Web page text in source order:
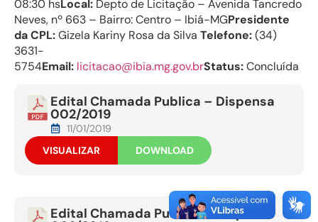
08:30 hsLocal: Depto de Licitação – Avenida Tancredo
Neves, nº 663 – Bairro: Centro – Ibiá-MGPresidente
da CPL:Gizela Kariny Rosa da Silva Telefone:(34)
3631-
5754Email: licitacao@ibia.mg.gov.brStatus:Concluída
Edital Chamada Publica – Dispensa
002/2019
11/01/2019
VISUALIZAR
DOWNLOAD
Edital Chamada Publica – Dispensa